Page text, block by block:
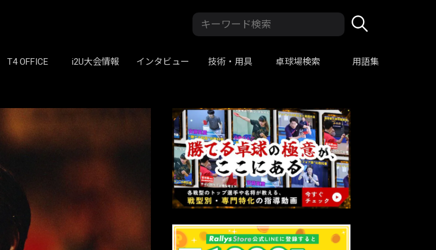
T4 OFFICE i2U大会情報 インタビュー 技術・用具 卓球場検索 用語集